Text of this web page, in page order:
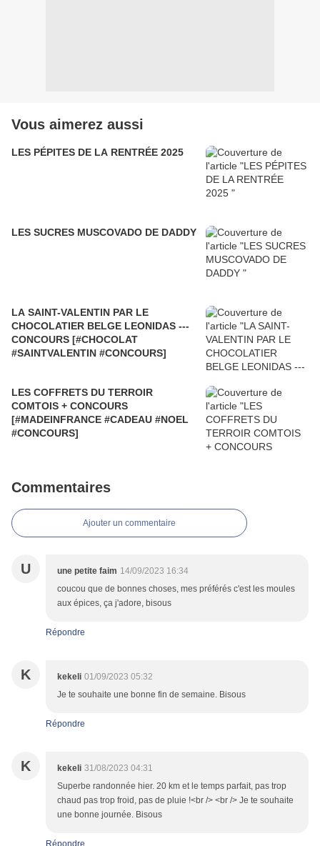
Vous aimerez aussi
LES PÉPITES DE LA RENTRÉE 2025
LES SUCRES MUSCOVADO DE DADDY
LA SAINT-VALENTIN PAR LE
CHOCOLATIER BELGE LEONIDAS ---
CONCOURS [#CHOCOLAT
#SAINTVALENTIN #CONCOURS]
LES COFFRETS DU TERROIR
COMTOIS + CONCOURS
[#MADEINFRANCE #CADEAU #NOEL
#CONCOURS]
Commentaires
Ajouter un commentaire
U une petite faim 14/09/2023 16:34
coucou que de bonnes choses, mes préférés c'est les moules
aux épices, ça j'adore, bisous
Répondre
K kekeli 01/09/2023 05:32
Je te souhaite une bonne fin de semaine. Bisous
Répondre
K kekeli 31/08/2023 04:31
Superbe randonnée hier. 20 km et le temps parfait, pas trop
chaud pas trop froid, pas de pluie !<br /> <br /> Je te souhaite
une bonne journée. Bisous
Répondre